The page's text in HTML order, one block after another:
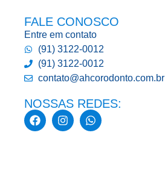
FALE CONOSCO
Entre em contato
(91) 3122-0012
(91) 3122-0012
contato@ahcorodonto.com.br
NOSSAS REDES: